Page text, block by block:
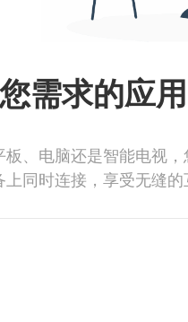
需求的应用
、电脑还是智能电视，
同时连接，享受无缝的